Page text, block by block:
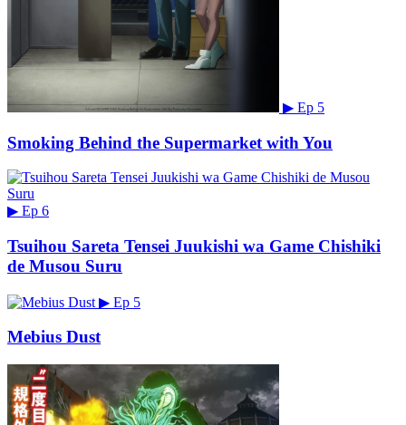
▶ Ep 5
Smoking Behind the Supermarket with You
▶ Ep 6
Tsuihou Sareta Tensei Juukishi wa Game Chishiki
de Musou Suru
▶ Ep 5
Mebius Dust